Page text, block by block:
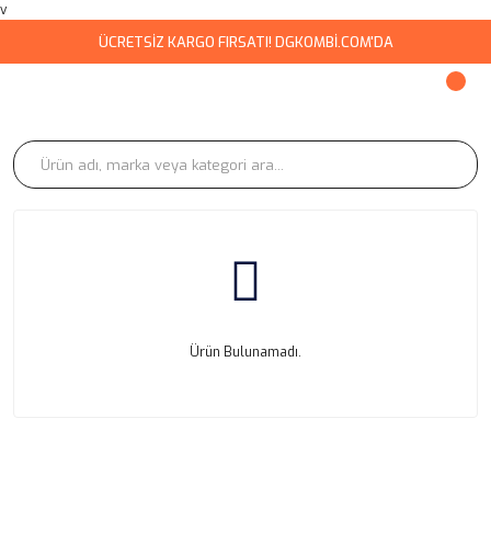
v
ÜCRETSİZ KARGO FIRSATI! DGKOMBİ.COM'DA
Ürün Bulunamadı.